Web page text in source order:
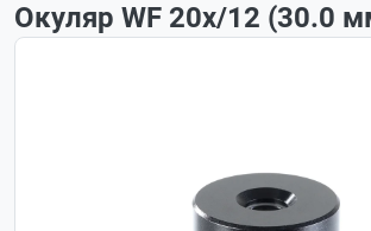
Окуляр WF 20x/12 (30.0